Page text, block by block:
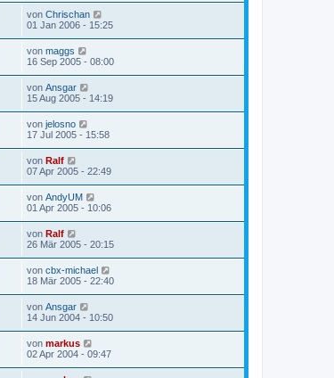
von Chrischan
01 Jan 2006 - 15:25
von maggs
16 Sep 2005 - 08:00
von Ansgar
15 Aug 2005 - 14:19
von jelosno
17 Jul 2005 - 15:58
von Ralf
07 Apr 2005 - 22:49
von AndyUM
01 Apr 2005 - 10:06
von Ralf
26 Mär 2005 - 20:15
von cbx-michael
18 Mär 2005 - 22:40
von Ansgar
14 Jun 2004 - 10:50
von markus
02 Apr 2004 - 09:47